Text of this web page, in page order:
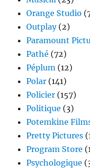
Orange Studio
Outplay(2)
Paramount
Pathé (72)
Péplum (12)
Polar (141)
Policier (157)
Politique (3)
Potemkine
Pretty Pictures
Program Store
Psychologique